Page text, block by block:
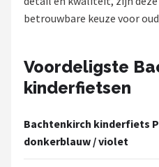
AXA
BBB Cycling
betrouwbare keuze voor
Voordeligste
kinderfietsen
Bachtenkirch kinderfiets
donkerblauw / violet